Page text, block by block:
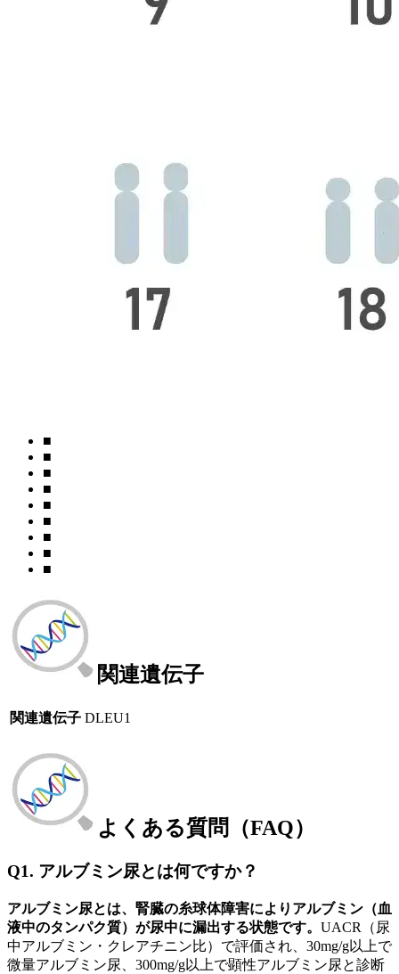
■
■
■
■
■
■
■
■
■
関連遺伝子
関連遺伝子 DLEU1
よくある質問（FAQ）
Q1. アルブミン尿とは何ですか？
アルブミン尿とは、腎臓の糸球体障害によりアルブミン（血
液中のタンパク質）が尿中に漏出する状態です。 UACR（尿
中アルブミン・クレアチニン比）で評価され、30mg/g以上で
微量アルブミン尿、300mg/g以上で顕性アルブミン尿と診断